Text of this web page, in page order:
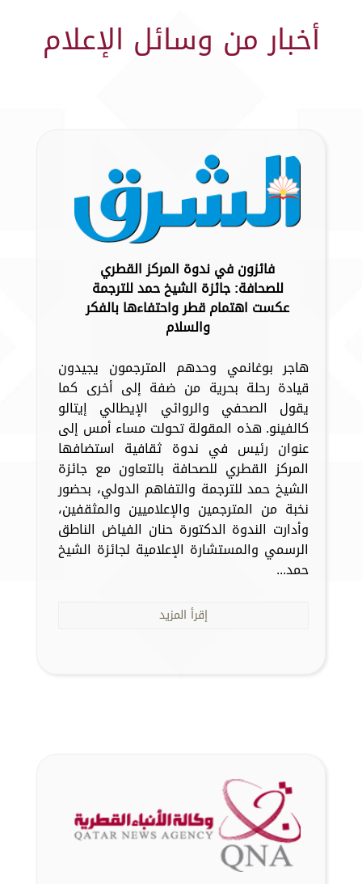
أخبار من وسائل الإعلام
فائزون في ندوة المركز القطري
للصحافة: جائزة الشيخ حمد للترجمة
عكست اهتمام قطر واحتفاءها بالفكر
والسلام
هاجر بوغانمي وحدهم المترجمون يجيدون
قيادة رحلة بحرية من ضفة إلى أخرى كما
يقول الصحفي والروائي الإيطالي إيتالو
كالفينو. هذه المقولة تحولت مساء أمس إلى
عنوان رئيس في ندوة ثقافية استضافها
المركز القطري للصحافة بالتعاون مع جائزة
الشيخ حمد للترجمة والتفاهم الدولي، بحضور
نخبة من المترجمين والإعلاميين والمثقفين،
وأدارت الندوة الدكتورة حنان الفياض الناطق
الرسمي والمستشارة الإعلامية لجائزة الشيخ
حمد...
إقرأ المزيد